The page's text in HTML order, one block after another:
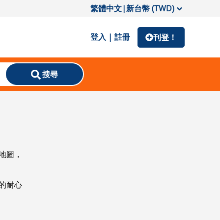
繁體中文|新台幣 (TWD)
登入 | 註冊 刊登！
搜尋
圖，
耐心